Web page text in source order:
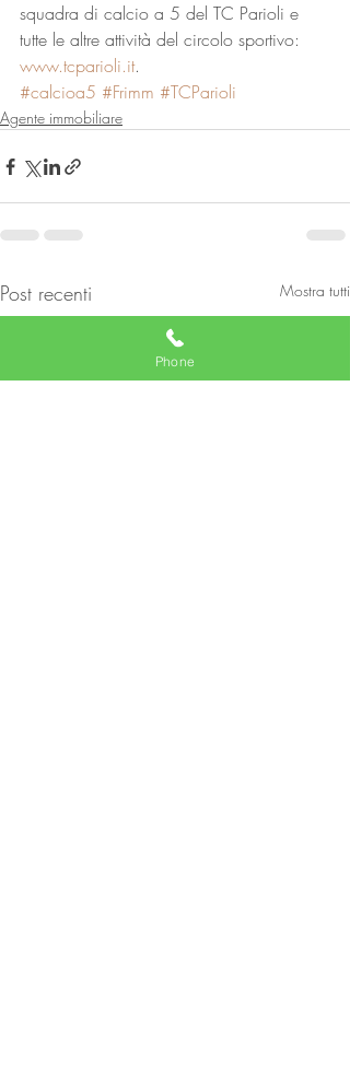
squadra di calcio a 5 del TC Parioli e
tutte le altre attività del circolo sportivo:
www.tcparioli.it.
#calcioa5 #Frimm #TCParioli
Agente immobiliare
Post recenti Mostra tutti
Phone